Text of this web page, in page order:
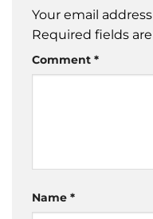
Your email
Required fields
Comment *
Name *